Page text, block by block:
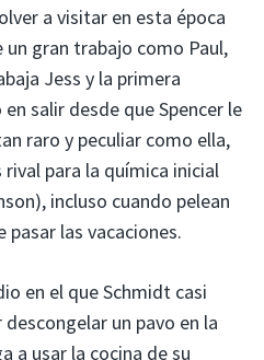
a visitar en esta época
gran trabajo como Paul,
Jess y la primera
salir desde que Spencer le
raro y peculiar como ella,
para la química inicial
incluso cuando pelean
las vacaciones.
en el que Schmidt casi
un pavo en la
a usar la cocina de su